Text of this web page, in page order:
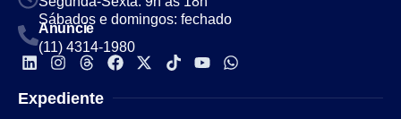
Sábados e domingos: fechado
Anuncie
(11) 4314-1980
Expediente